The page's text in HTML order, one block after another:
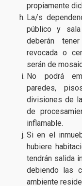
propiamente
La/s
público y
deberán
revocada o
serán de
No podrá
paredes,
divisiones de
de
inflamable.
Si en el
hubiere
tendrán salida
debiendo las
ambiente